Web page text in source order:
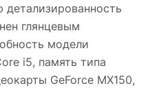
глянцевым
модели
i5, память типа
GeForce MX150,